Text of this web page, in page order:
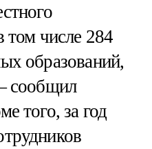
том числе 284
образований,
сообщил
того, за год